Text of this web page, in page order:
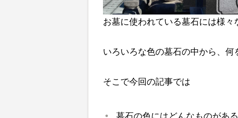
お墓に使われている墓石には様々
いろいろな色の墓石の中から、何
そこで今回の記事では
墓石の色にはどんなものがある